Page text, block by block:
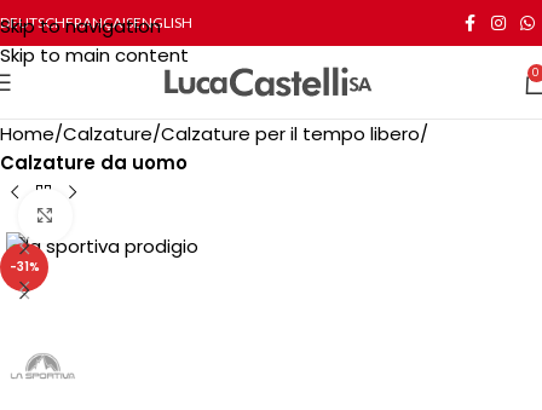
Skip to navigation
Skip to main content
DEUTSCHFRANÇAISENGLISH
0
Home Calzature Calzature per il tempo libero
Calzature da uomo
-31%